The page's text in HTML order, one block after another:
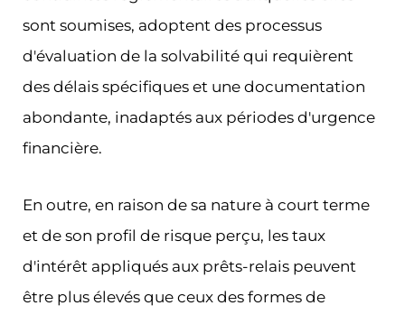
sont soumises, adoptent des processus
d'évaluation de la solvabilité qui requièrent
des délais spécifiques et une documentation
abondante, inadaptés aux périodes d'urgence
financière.
En outre, en raison de sa nature à court terme
et de son profil de risque perçu, les taux
d'intérêt appliqués aux prêts-relais peuvent
être plus élevés que ceux des formes de